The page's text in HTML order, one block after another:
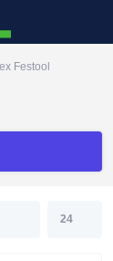
Festool